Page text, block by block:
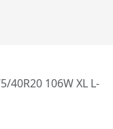
106W XL L-